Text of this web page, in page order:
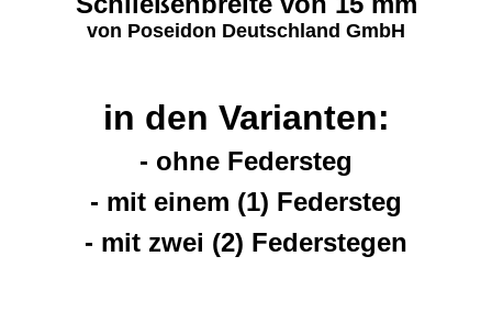
von Poseidon Deutschland GmbH
in den Varianten:
- ohne Federsteg
- mit einem (1) Federsteg
- mit zwei (2) Federstegen